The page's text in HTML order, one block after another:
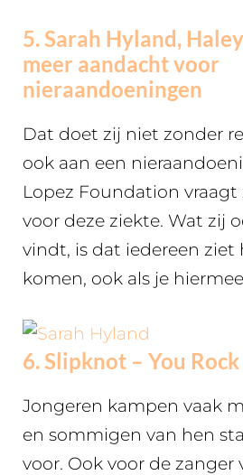
5. Sarah Hyland,
meer aandacht voor
nieraandoeningen
Dat doet zij niet zonder
ook aan een
Lopez Foundation
voor deze ziekte. Wat zij
vindt, is dat iedereen ziet
komen, ook als je
6.Slipknot – You
Jongeren kampen vaak
en sommigen van hen
voor. Ook voor de zanger